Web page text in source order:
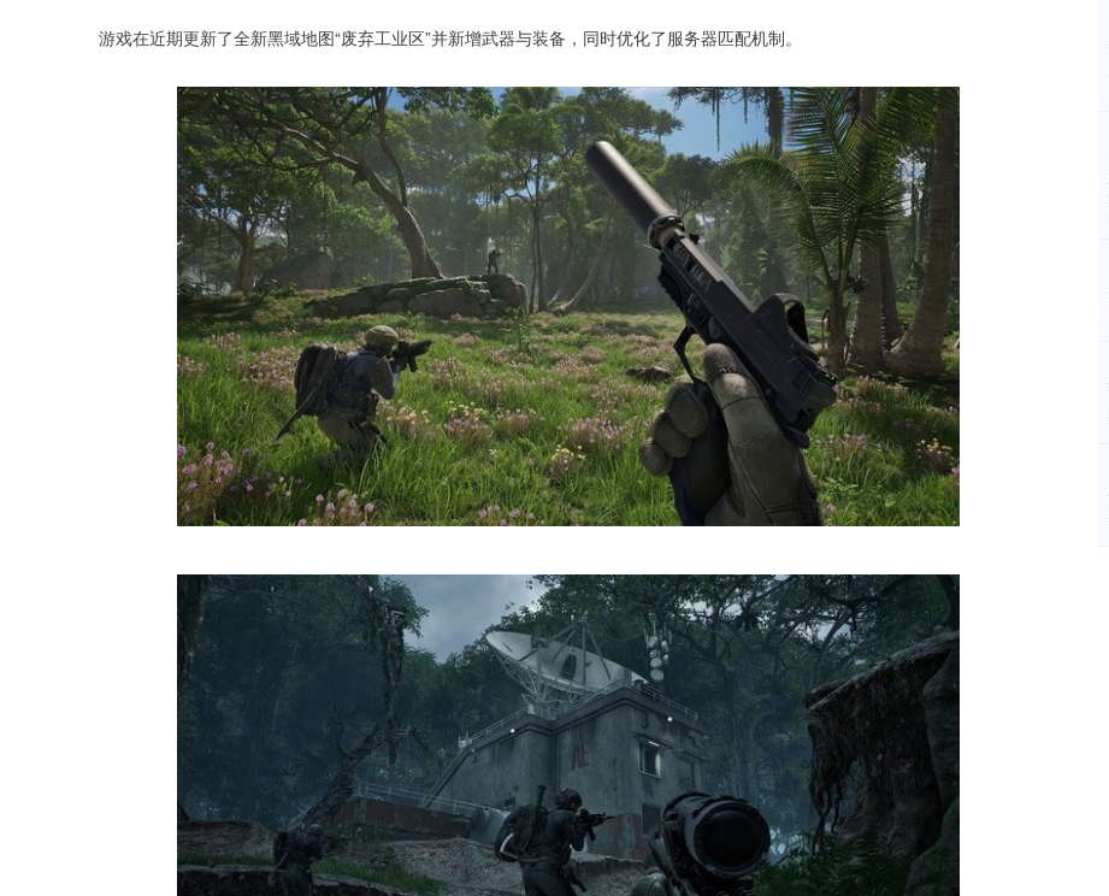
游戏在近期更新了全新黑域地图“废弃工业区”并新增武器与装备，同时优化了服务器匹配机制。